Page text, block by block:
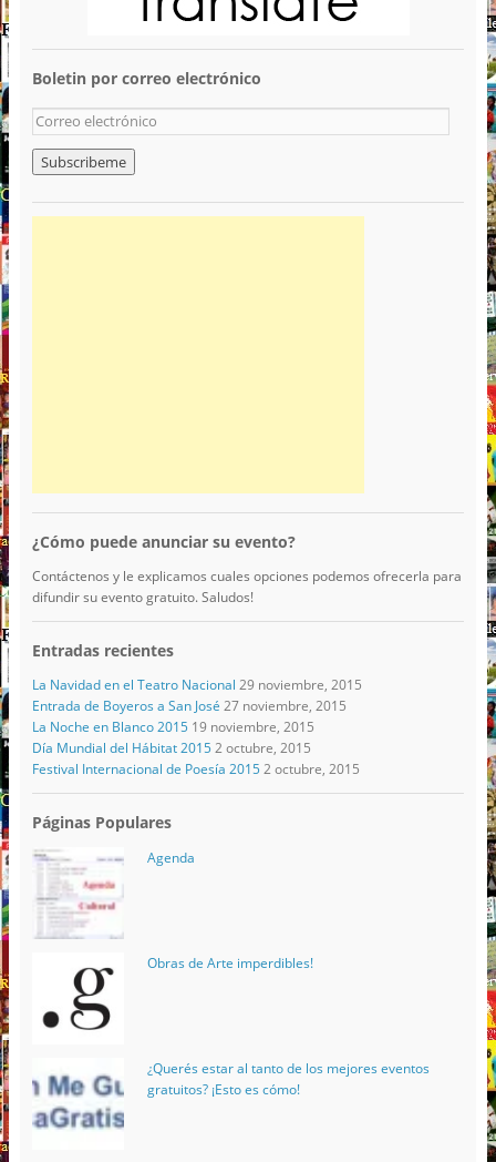
Boletin por correo electrónico
¿Cómo puede anunciar su evento?
Contáctenos y le explicamos cuales opciones podemos ofrecerla para
difundir su evento gratuito. Saludos!
Entradas recientes
La Navidad en el Teatro Nacional 29 noviembre, 2015
Entrada de Boyeros a San José 27 noviembre, 2015
La Noche en Blanco 2015 19 noviembre, 2015
Día Mundial del Hábitat 2015 2 octubre, 2015
Festival Internacional de Poesía 2015 2 octubre, 2015
Páginas Populares
Agenda
Obras de Arte imperdibles!
¿Querés estar al tanto de los mejores eventos
gratuitos? ¡Esto es cómo!